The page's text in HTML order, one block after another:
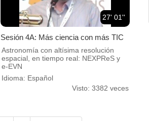
27' 01''
Sesión 4A: Más ciencia con más TIC
Astronomía con altísima resolución
espacial, en tiempo real: NEXPReS y
e-EVN
Idioma: Español
Visto: 3382 veces